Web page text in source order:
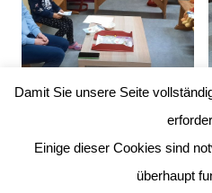
Fraggles
Damit Sie unsere Seite
Einige dieser Cookies sind
überhaupt